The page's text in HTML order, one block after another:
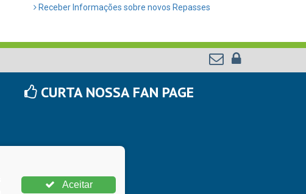
Receber Informações sobre novos Repasses
CURTA NOSSA FAN PAGE
Aceitar